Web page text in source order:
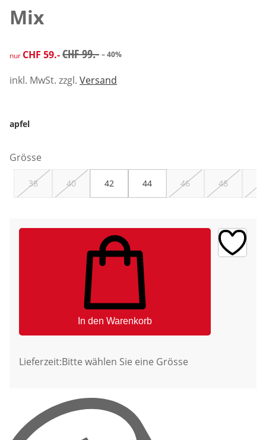
Mix
reduzierter Preis CHF 59.-, vorheriger Preis: CHF 99.-
nur CHF 59.-CHF 99.- – 40%
inkl. MwSt. zzgl. Versand
apfel
Grösse
38 40 42 44 46 48
In den Warenkorb
Lieferzeit:Bitte wählen Sie eine Grösse